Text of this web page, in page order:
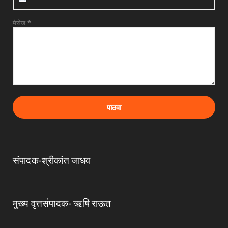
मेसेज *
संपादक-श्रीकांत जाधव
मुख्य वृत्तसंपादक- ऋषि राऊत